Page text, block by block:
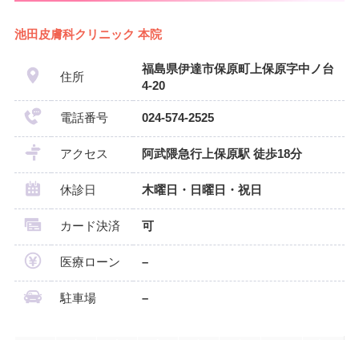
池田皮膚科クリニック 本院
住所
福島県伊達市保原町上保原字中ノ台
4-20
電話番号 024-574-2525
アクセス 阿武隈急行上保原駅 徒歩18分
休診日 木曜日・日曜日・祝日
カード決済 可
医療ローン –
駐車場 –